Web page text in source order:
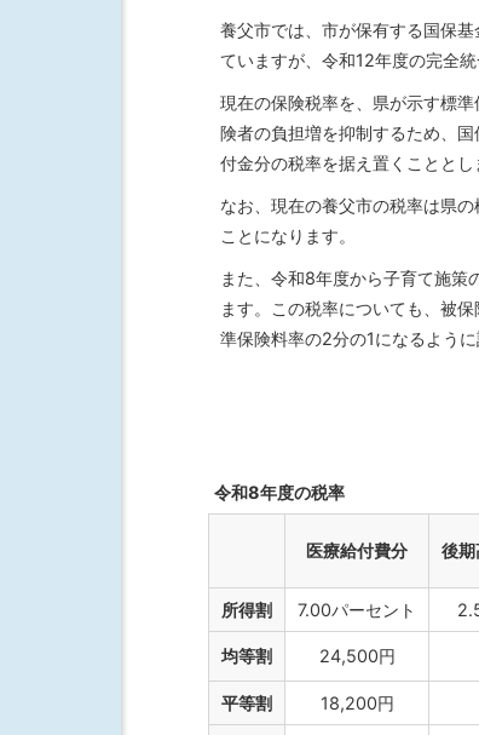
養父市では、市が保有する国保
ていますが、令和12年度の完全
現在の保険税率を、県が示す標
険者の負担増を抑制するため、
付金分の税率を据え置くこととし
なお、現在の養父市の税率は県
ことになります。
また、令和8年度から子育て施策
ます。この税率についても、被
準保険料率の2分の1になるように
令和8年度の税率
医療給付費分 後
所得割 7.00パーセント
均等割 24,500円
平等割 18,200円